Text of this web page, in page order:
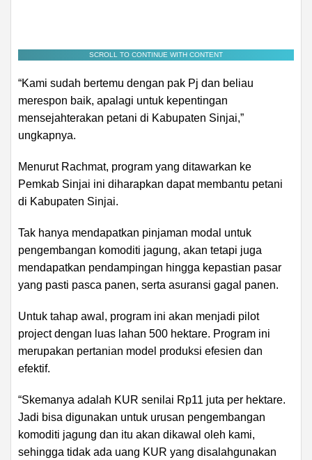
SCROLL TO CONTINUE WITH CONTENT
“Kami sudah bertemu dengan pak Pj dan beliau
merespon baik, apalagi untuk kepentingan
mensejahterakan petani di Kabupaten Sinjai,”
ungkapnya.
Menurut Rachmat, program yang ditawarkan ke
Pemkab Sinjai ini diharapkan dapat membantu petani
di Kabupaten Sinjai.
Tak hanya mendapatkan pinjaman modal untuk
pengembangan komoditi jagung, akan tetapi juga
mendapatkan pendampingan hingga kepastian pasar
yang pasti pasca panen, serta asuransi gagal panen.
Untuk tahap awal, program ini akan menjadi pilot
project dengan luas lahan 500 hektare. Program ini
merupakan pertanian model produksi efesien dan
efektif.
“Skemanya adalah KUR senilai Rp11 juta per hektare.
Jadi bisa digunakan untuk urusan pengembangan
komoditi jagung dan itu akan dikawal oleh kami,
sehingga tidak ada uang KUR yang disalahgunakan